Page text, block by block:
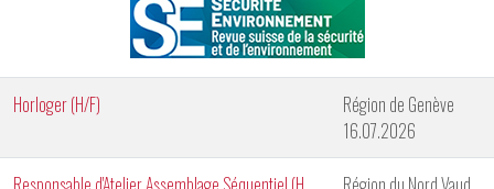
Horloger (H/F)
Région de Genève
16.07.2026